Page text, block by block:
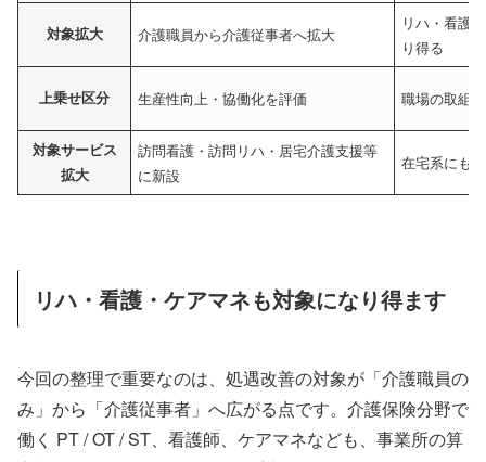
対象拡大 介護職員から介護従事者へ拡大
リハ・看護
り得る
上乗せ区分 生産性向上・協働化を評価 職場の取組
対象サービス
拡大
訪問看護・訪問リハ・居宅介護支援等
に新設
在宅系にも
リハ・看護・ケアマネも対象になり得ます
今回の整理で重要なのは、処遇改善の対象が「介護職員の
み」から「介護従事者」へ広がる点です。介護保険分野で
働く PT / OT / ST、看護師、ケアマネなども、事業所の算